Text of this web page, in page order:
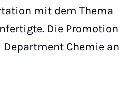
mit dem Thema
Die Promotion
Chemie an